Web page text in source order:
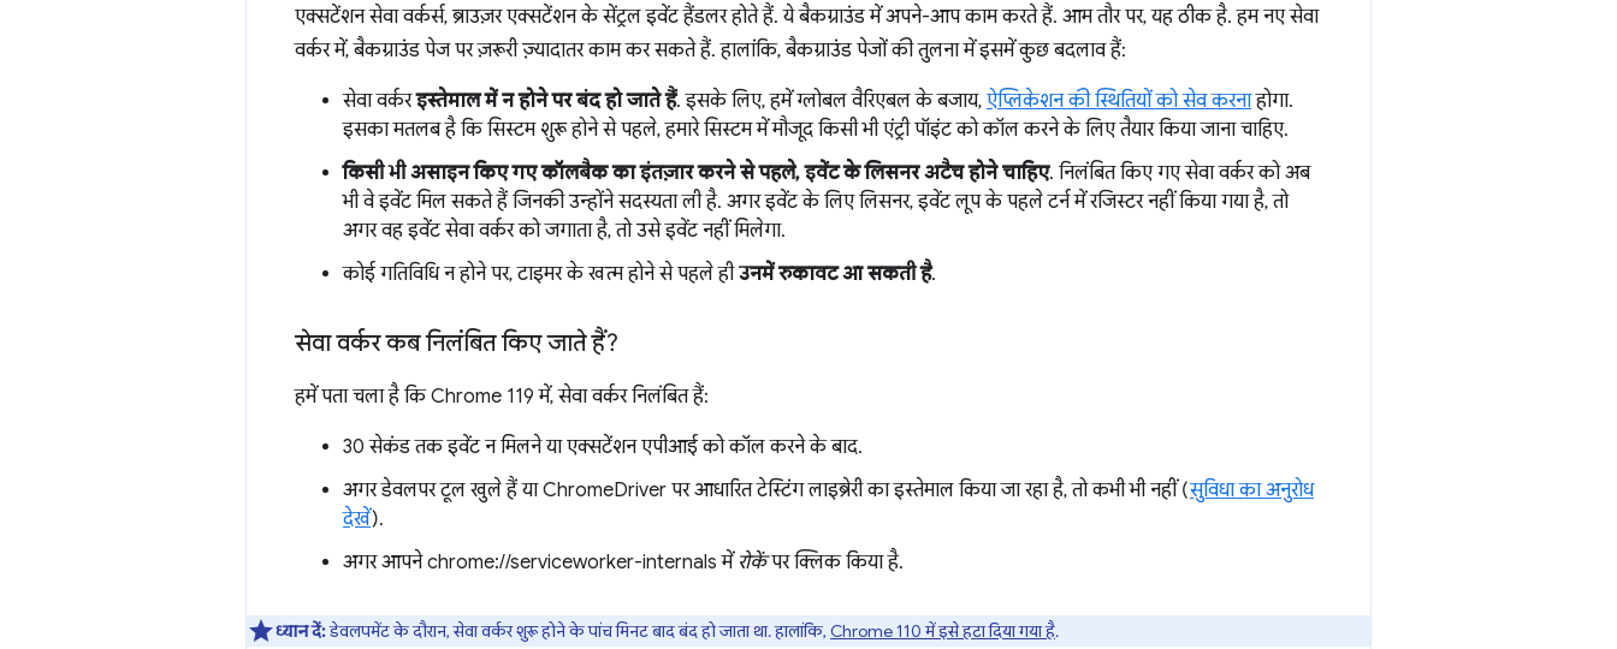
एक्सटेंशन सेवा वर्कर्स, ब्राउज़र एक्सटेंशन के सेंट्रल इवेंट हैंडलर होते हैं. ये बैकग्राउंड में अपने-आप काम करते हैं. आम तौर पर, यह ठीक है. हम नए सेवा
वर्कर में, बैकग्राउंड पेज पर ज़रूरी ज़्यादातर काम कर सकते हैं. हालांकि, बैकग्राउंड पेजों की तुलना में इसमें कुछ बदलाव हैं:
सेवा वर्करइस्तेमाल में न होने पर बंद हो जाते हैं. इसके लिए, हमें ग्लोबल वैरिएबल के बजाय, ऐप्लिकेशन की स्थितियों को सेव करनाहोगा.
इसका मतलब है कि सिस्टम शुरू होने से पहले, हमारे सिस्टम में मौजूद किसी भी एंट्री पॉइंट को कॉल करने के लिए तैयार किया जाना चाहिए.
किसी भी असाइन किए गए कॉलबैक का इंतज़ार करने से पहले, इवेंट के लिसनर अटैच होने चाहिए. निलंबित किए गए सेवा वर्कर को अब
भी वे इवेंट मिल सकते हैं जिनकी उन्होंने सदस्यता ली है. अगर इवेंट के लिए लिसनर, इवेंट लूप के पहले टर्न में रजिस्टर नहीं किया गया है, तो
अगर वह इवेंट सेवा वर्कर को जगाता है, तो उसे इवेंट नहीं मिलेगा.
कोई गतिविधि न होने पर, टाइमर के खत्म होने से पहले हीउनमें रुकावट आ सकती है.
सेवा वर्कर कब निलंबित किए जाते हैं?
हमें पता चला है कि Chrome 119 में, सेवा वर्कर निलंबित हैं:
30 सेकंड तक इवेंट न मिलने या एक्सटेंशन एपीआई को कॉल करने के बाद.
अगर डेवलपर टूल खुले हैं या ChromeDriver पर आधारित टेस्टिंग लाइब्रेरी का इस्तेमाल किया जा रहा है, तो कभी भी नहीं (सुविधा का अनुरोध
देखें).
अगर आपने chrome://serviceworker-internals में रोकेंपर क्लिक किया है.
ध्यान दें:डेवलपमेंट के दौरान, सेवा वर्कर शुरू होने के पांच मिनट बाद बंद हो जाता था. हालांकि, Chrome 110 में इसे हटा दिया गया है.